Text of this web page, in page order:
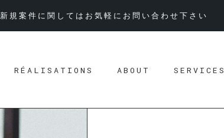
新規案件に関してはお気軽にお問い合わせ下さい
RÉALISATIONS ABOUT SERVICES